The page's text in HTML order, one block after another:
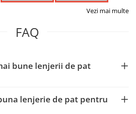
Vezi mai multe
FAQ
bune lenjerii de pat
lenjerie de pat pentru